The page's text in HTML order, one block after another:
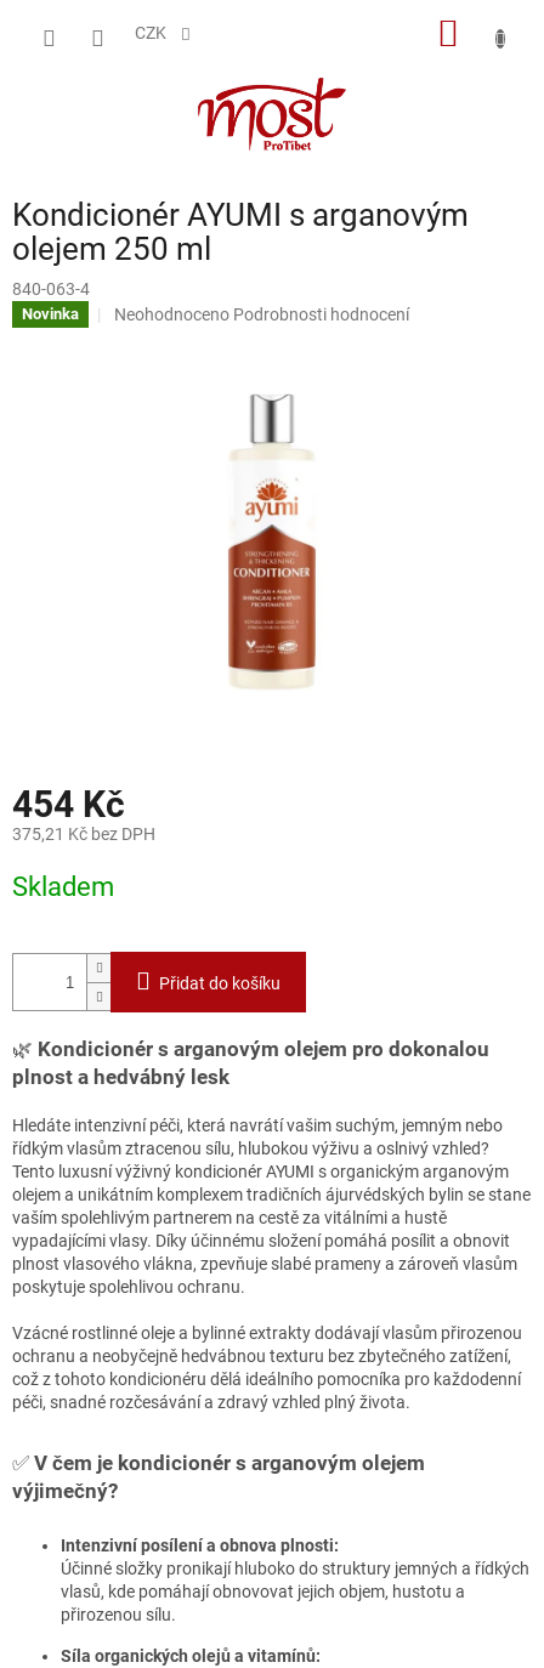
CZK
Kondicionér AYUMI s arganovým
olejem 250 ml
840-063-4
Novinka
Průměrné
Neohodnoceno Podrobnosti hodnocení
454 Kč
375,21 Kč bez DPH
cena:
Skladem
Přidat do košíku
🌿 Kondicionér s arganovým olejem pro dokonalou
plnost a hedvábný lesk
Hledáte intenzivní péči, která navrátí vašim suchým, jemným nebo
řídkým vlasům ztracenou sílu, hlubokou výživu a oslnivý vzhled?
Tento luxusní výživný kondicionér AYUMI s organickým arganovým
olejem a unikátním komplexem tradičních ájurvédských bylin se stane
vaším spolehlivým partnerem na cestě za vitálními a hustě
vypadajícími vlasy. Díky účinnému složení pomáhá posílit a obnovit
plnost vlasového vlákna, zpevňuje slabé prameny a zároveň vlasům
poskytuje spolehlivou ochranu.
Vzácné rostlinné oleje a bylinné extrakty dodávají vlasům přirozenou
ochranu a neobyčejně hedvábnou texturu bez zbytečného zatížení,
což z tohoto kondicionéru dělá ideálního pomocníka pro každodenní
péči, snadné rozčesávání a zdravý vzhled plný života.
✅ V čem je kondicionér s arganovým olejem
výjimečný?
Intenzivní posílení a obnova plnosti:
Účinné složky pronikají hluboko do struktury jemných a řídkých
vlasů, kde pomáhají obnovovat jejich objem, hustotu a
přirozenou sílu.
Síla organických olejů a vitamínů: